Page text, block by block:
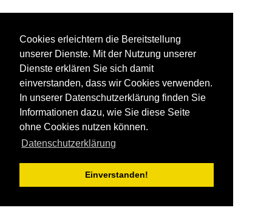
Cookies erleichtern die Bereitstellung
unserer Dienste. Mit der Nutzung unserer
Dienste erklären Sie sich damit
einverstanden, dass wir Cookies verwenden.
In unserer Datenschutzerklärung finden Sie
Informationen dazu, wie Sie diese Seite
ohne Cookies nutzen können.
Datenschutzerklärung
Einverstanden!